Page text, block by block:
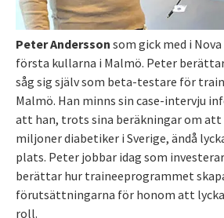
Peter Andersson som gick med i Nova
första kullarna i Malmö. Peter
såg sig själv som beta-testare för
Malmö. Han minns sin case-intervju
att han, trots sina beräkningar om
miljoner diabetiker i Sverige, ändå
plats. Peter jobbar idag som
berättar hur traineeprogrammet
förutsättningarna för honom att
roll.